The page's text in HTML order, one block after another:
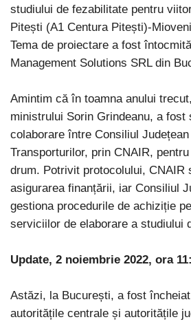
studiului de fezabilitate pentru
Pitești (A1 Centura Pitești)-
Tema de proiectare a fost
Management Solutions SRL din
Amintim că în toamna anului
ministrului Sorin Grindeanu, a fost
colaborare între Consiliul
Transporturilor, prin CNAIR,
drum. Potrivit protocolului, CNAIR
asigurarea finanțării, iar Consiliul
gestiona procedurile de achiziție
serviciilor de elaborare a studiului
Update, 2 noiembrie 2022, ora
Astăzi, la București, a fost
autoritățile centrale și autoritățile